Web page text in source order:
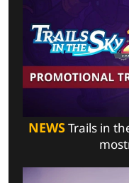
NEWSTrails in